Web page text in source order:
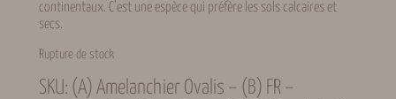
continentaux. C’est une espèce qui préfère les sols calcaires et
secs.
Rupture de stock
SKU: (A) Amelanchier Ovalis – (B) FR –